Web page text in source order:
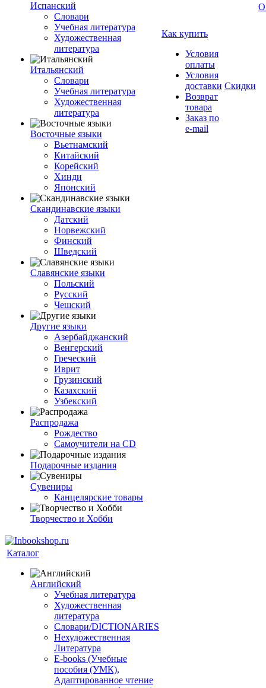
Испанский
Словари
Учебная литература
Художественная
литература
Итальянский
Словари
Учебная литература
Художественная
литература
Восточные языки
Вьетнамский
Китайский
Корейский
Хинди
Японский
Скандинавские языки
Датский
Норвежский
Финский
Шведский
Славянские языки
Польский
Русский
Чешский
Другие языки
Азербайджанский
Венгерский
Греческий
Иврит
Грузинский
Казахский
Узбекский
Распродажа
Рождество
Самоучители на CD
Подарочные издания
Сувениры
Канцелярские товары
Творчество и Хобби
Как купить
Условия
оплаты
Условия
доставки
Возврат
товара
Заказ по
e-mail
Скидки
О
Каталог
Английский
Учебная литература
Художественная
литература
Словари/DICTIONARIES
Нехудожественная
Литература
E-books (Учебные
пособия (УМК),
Адаптированное чтение